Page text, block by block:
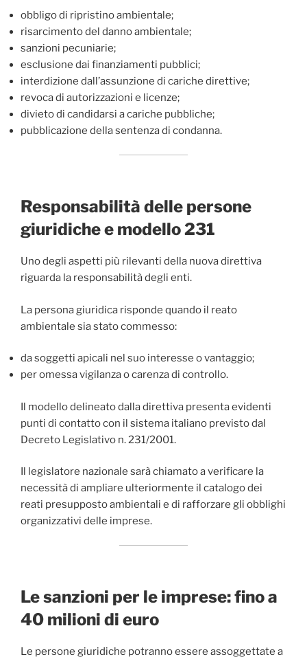
obbligo di ripristino ambientale;
risarcimento del danno ambientale;
sanzioni pecuniarie;
esclusione dai finanziamenti pubblici;
interdizione dall’assunzione di cariche direttive;
revoca di autorizzazioni e licenze;
divieto di candidarsi a cariche pubbliche;
pubblicazione della sentenza di condanna.
Responsabilità delle persone
giuridiche e modello 231
Uno degli aspetti più rilevanti della nuova direttiva
riguarda la responsabilità degli enti.
La persona giuridica risponde quando il reato
ambientale sia stato commesso:
da soggetti apicali nel suo interesse o vantaggio;
per omessa vigilanza o carenza di controllo.
Il modello delineato dalla direttiva presenta evidenti
punti di contatto con il sistema italiano previsto dal
Decreto Legislativo n. 231/2001.
Il legislatore nazionale sarà chiamato a verificare la
necessità di ampliare ulteriormente il catalogo dei
reati presupposto ambientali e di rafforzare gli obblighi
organizzativi delle imprese.
Le sanzioni per le imprese: fino a
40 milioni di euro
Le persone giuridiche potranno essere assoggettate a